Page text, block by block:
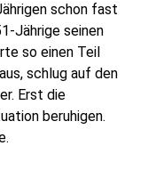
schon fast
Jährige seinen
so einen Teil
schlug auf den
Erst die
beruhigen.